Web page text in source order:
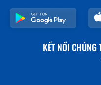
KẾT NỐI CHÚNG